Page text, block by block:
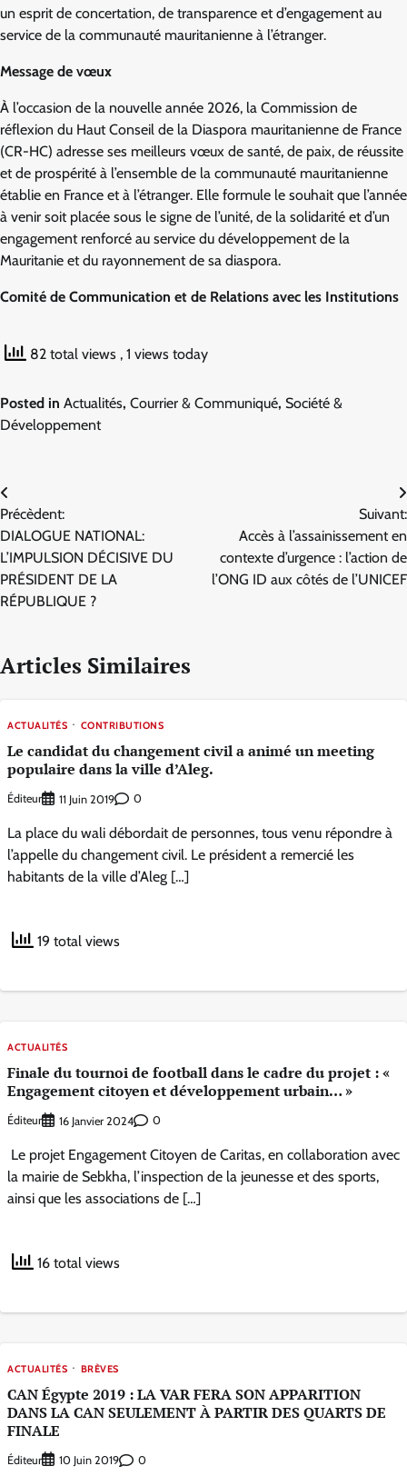
un esprit de concertation, de transparence et d’engagement au
service de la communauté mauritanienne à l’étranger.
Message de vœux
À l’occasion de la nouvelle année 2026, la Commission de
réflexion du Haut Conseil de la Diaspora mauritanienne de France
(CR-HC) adresse ses meilleurs vœux de santé, de paix, de réussite
et de prospérité à l’ensemble de la communauté mauritanienne
établie en France et à l’étranger. Elle formule le souhait que l’année
à venir soit placée sous le signe de l’unité, de la solidarité et d’un
engagement renforcé au service du développement de la
Mauritanie et du rayonnement de sa diaspora.
Comité de Communication et de Relations avec les Institutions
82 total views , 1 views today
Posted in Actualités, Courrier & Communiqué, Société &
Développement
Navigation
de
l’article
Précèdent:
DIALOGUE NATIONAL:
L’IMPULSION DÉCISIVE DU
PRÉSIDENT DE LA
RÉPUBLIQUE ?
Suivant:
Accès à l’assainissement en
contexte d’urgence : l’action de
l’ONG ID aux côtés de l’UNICEF
Articles Similaires
ACTUALITÉS CONTRIBUTIONS
Le candidat du changement civil a animé un meeting
populaire dans la ville d’Aleg.
Éditeur 11 Juin 2019 0
La place du wali débordait de personnes, tous venu répondre à
l’appelle du changement civil. Le président a remercié les
habitants de la ville d’Aleg […]
19 total views
ACTUALITÉS
Finale du tournoi de football dans le cadre du projet : «
Engagement citoyen et développement urbain… »
Éditeur 16 Janvier 2024 0
Le projet Engagement Citoyen de Caritas, en collaboration avec
la mairie de Sebkha, l’inspection de la jeunesse et des sports,
ainsi que les associations de […]
16 total views
ACTUALITÉS BRÈVES
CAN Égypte 2019 : LA VAR FERA SON APPARITION
DANS LA CAN SEULEMENT À PARTIR DES QUARTS DE
FINALE
Éditeur 10 Juin 2019 0